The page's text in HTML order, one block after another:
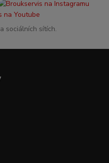
sociálních sítích.